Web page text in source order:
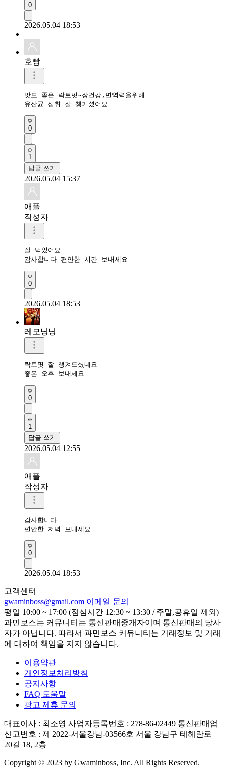
0
2026.05.04 18:53
호빵
맛도 좋은 락토핏~장건강,면역력을위해
유산균 섭취 잘 챙기셨어요
0
1
답글 쓰기
2026.05.04 15:37
애플
작성자
잘 먹었어요
감사합니다 편안한 시간 보내세요
0
2026.05.04 18:53
레모닝닝
락토핏 잘 챙겨드셨네요
좋은 오후 보내세요
0
1
답글 쓰기
2026.05.04 12:55
애플
작성자
감사합니다
편안한 저녁 보내세요
0
2026.05.04 18:53
고객센터
gwaminboss@gmail.com 이메일 문의
평일 10:00 ~ 17:00 (점심시간 12:30 ~ 13:30 / 주말,공휴일 제외)
과민보스는 커뮤니티는 통신판매중개자이며 통신판매의 당사
자가 아닙니다. 따라서 과민보스 커뮤니티는 거래정보 및 거래
에 대하여 책임을 지지 않습니다.
이용약관
개인정보처리방침
공지사항
FAQ 도움말
광고 제휴 문의
대표이사 : 최소영 사업자등록번호 : 278-86-02449 통신판매업
신고번호 : 제 2022-서울강남-03566호 서울 강남구 테헤란로
20길 18, 2층
Copyright © 2023 by Gwaminboss, Inc. All Rights Reserved.